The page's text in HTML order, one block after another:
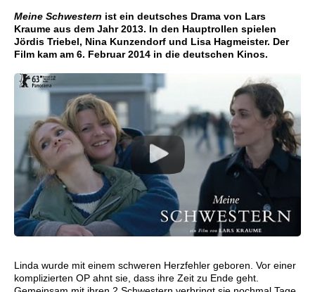
Meine Schwestern ist ein deutsches Drama von Lars
Kraume aus dem Jahr 2013. In den Hauptrollen spielen
Jördis Triebel, Nina Kunzendorf und Lisa Hagmeister. Der
Film kam am 6. Februar 2014 in die deutschen Kinos.
Linda wurde mit einem schweren Herzfehler geboren. Vor einer
komplizierten OP ahnt sie, dass ihre Zeit zu Ende geht.